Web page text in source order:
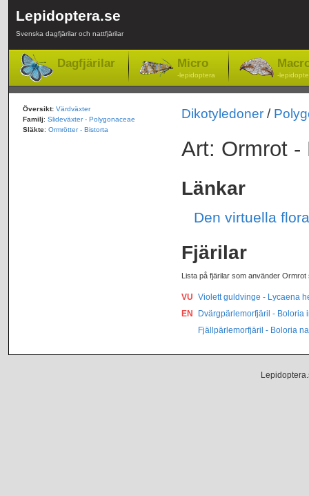
Lepidoptera.se
Svenska dagfjärilar och nattfjärilar
Dagfjärilar Micro
-lepidoptera -
Dikotyledoner/
Art: Ormrot -
Länkar
Den virtuella
Fjärilar
Lista på fjärilar som använder
VU Violett guldvinge - Lycaena
EN
Dvärgpärlemorfjäril - Boloria
Fjällpärlemorfjäril - Boloria
Översikt: Värdväxter
Familj: Slideväxter - Polygonaceae
Släkte: Ormrötter - Bistorta